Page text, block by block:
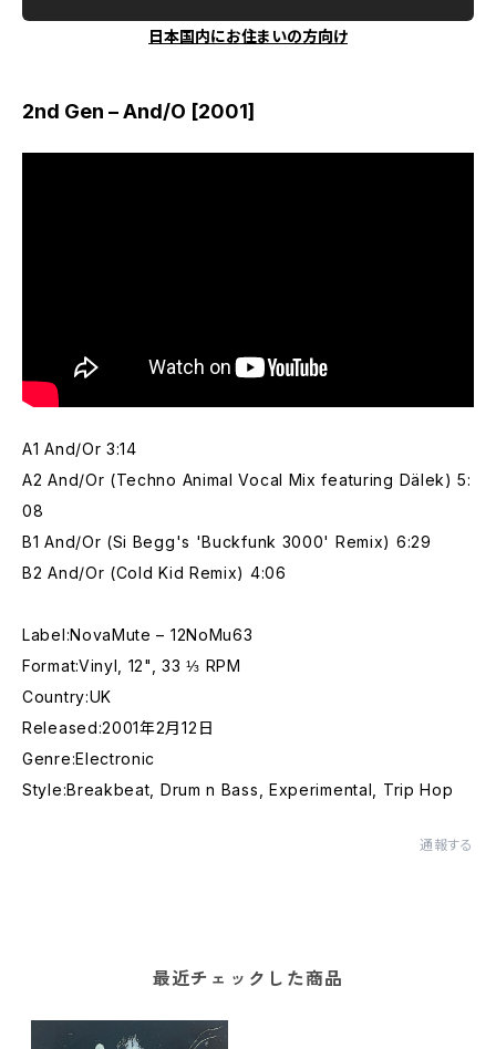
日本国内にお住まいの方向け
2nd Gen – And/O [2001]
A1 And/Or 3:14
A2 And/Or (Techno Animal Vocal Mix featuring Dälek) 5:
08
B1 And/Or (Si Begg's 'Buckfunk 3000' Remix) 6:29
B2 And/Or (Cold Kid Remix) 4:06
Label:NovaMute – 12NoMu63
Format:Vinyl, 12", 33 ⅓ RPM
Country:UK
Released:2001年2月12日
Genre:Electronic
Style:Breakbeat, Drum n Bass, Experimental, Trip Hop
通報する
最近チェックした商品